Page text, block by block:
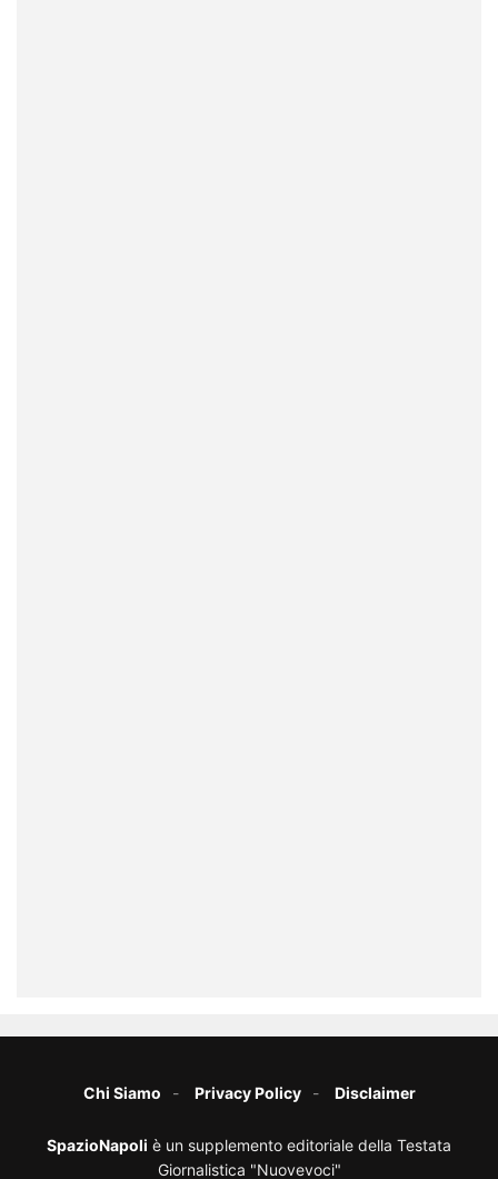
Chi Siamo Privacy Policy Disclaimer
SpazioNapoli è un supplemento editoriale della Testata
Giornalistica "Nuovevoci"